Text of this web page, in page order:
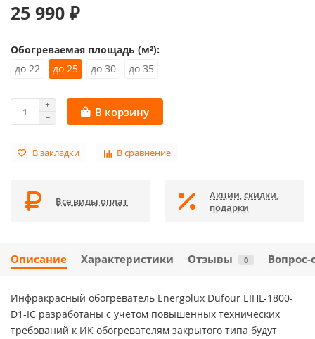
25 990 ₽
Обогреваемая площадь (м²):
до 22
до 25 до 30 до 35
В корзину
В закладки В сравнение
Все виды оплат
Акции, скидки,
подарки
Описание Характеристики Отзывы 0 Вопрос-
Инфракрасный обогреватель Energolux Dufour EIHL-1800-
D1-IC разработаны с учетом повышенных технических
требований к ИК обогревателям закрытого типа будут